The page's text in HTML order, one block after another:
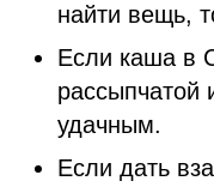
найти вещь,
Если каша в
рассыпчатой
удачным.
Если дать